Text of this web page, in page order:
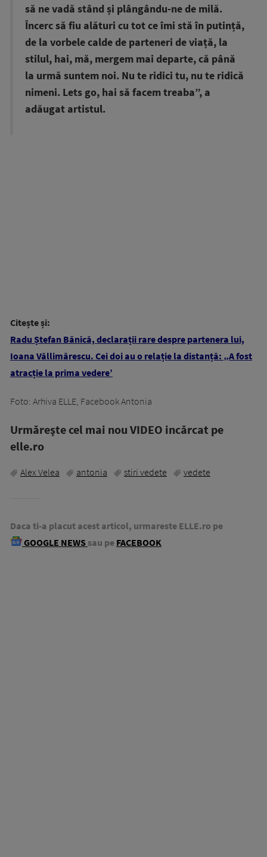
să ne vadă stând și plângându-ne de milă.
Încerc să fiu alături cu tot ce îmi stă în putință,
de la vorbele calde de parteneri de viață, la
stilul, hai, mă, mergem mai departe, că până
la urmă suntem noi. Nu te ridici tu, nu te ridică
nimeni. Lets go, hai să facem treaba”, a
adăugat artistul.
Citește și:
Radu Ștefan Bănică, declarații rare despre partenera lui,
Ioana Văllimărescu. Cei doi au o relație la distanță: „A fost
atracție la prima vedere’
Foto: Arhiva ELLE, Facebook Antonia
Urmăreşte cel mai nou VIDEO incărcat pe
elle.ro
Alex Velea antonia stiri vedete vedete
Daca ti-a placut acest articol, urmareste ELLE.ro pe
GOOGLE NEWS sau pe FACEBOOK